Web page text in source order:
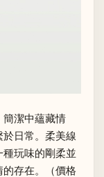
簡潔中蘊藏情
日常。柔美線
玩味的剛柔並
存在。（價格